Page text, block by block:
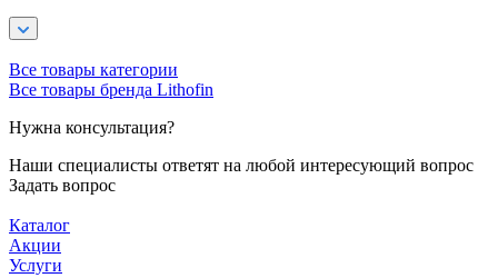
Все товары категории
Все товары бренда Lithofin
Нужна консультация?
Наши специалисты ответят на любой интересующий вопрос
Задать вопрос
Каталог
Акции
Услуги